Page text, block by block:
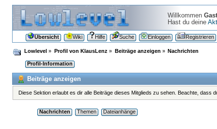
Willkommen Gast
Hast du deine
Übersicht Wiki Hilfe Suche Einloggen Registrieren
Lowlevel » Profil von KlausLenz » Beiträge anzeigen » Nachrichten
Profil-Information
Beiträge anzeigen
Diese Sektion erlaubt es dir alle Beiträge dieses Mitglieds zu sehen. Beachte,
Nachrichten Themen Dateianhänge